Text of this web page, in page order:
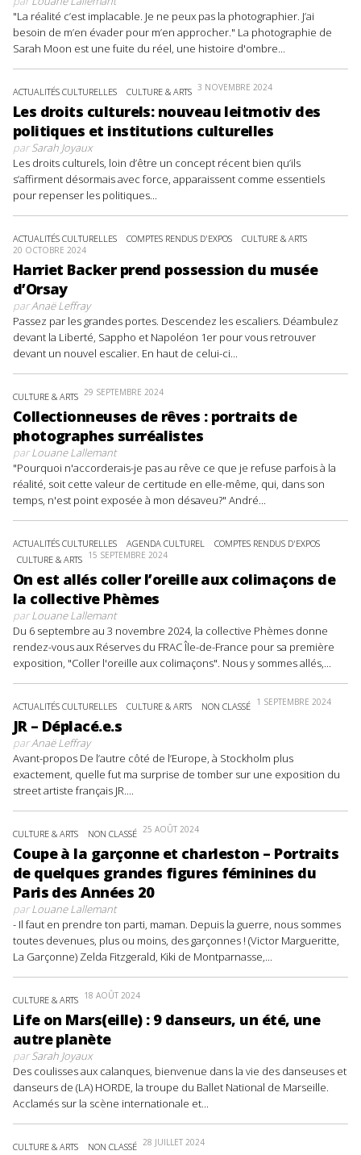
"La réalité c’est implacable. Je ne peux pas la photographier. J’ai
besoin de m’en évader pour m’en approcher." La photographie de
Sarah Moon est une fuite du réel, une histoire d'ombre...
ACTUALITÉS CULTURELLES CULTURE & ARTS 3 NOVEMBRE 2024
Les droits culturels: nouveau leitmotiv des
politiques et institutions culturelles
parSarah Joyaux
Les droits culturels, loin d’être un concept récent bien qu’ils
s’affirment désormais avec force, apparaissent comme essentiels
pour repenser les politiques...
ACTUALITÉS CULTURELLES COMPTES RENDUS D'EXPOS CULTURE & ARTS
20 OCTOBRE 2024
Harriet Backer prend possession du musée
d’Orsay
parAnaë Leffray
Passez par les grandes portes. Descendez les escaliers. Déambulez
devant la Liberté, Sappho et Napoléon 1er pour vous retrouver
devant un nouvel escalier. En haut de celui-ci...
CULTURE & ARTS 29 SEPTEMBRE 2024
Collectionneuses de rêves : portraits de
photographes surréalistes
parLouane Lallemant
"Pourquoi n'accorderais-je pas au rêve ce que je refuse parfois à la
réalité, soit cette valeur de certitude en elle-même, qui, dans son
temps, n'est point exposée à mon désaveu?" André...
ACTUALITÉS CULTURELLES AGENDA CULTUREL
COMPTES RENDUS D'EXPOS
CULTURE & ARTS 15 SEPTEMBRE 2024
On est allés coller l’oreille aux colimaçons de
la collective Phèmes
parLouane Lallemant
Du 6 septembre au 3 novembre 2024, la collective Phèmes donne
rendez-vous aux Réserves du FRAC Île-de-France pour sa première
exposition, "Coller l'oreille aux colimaçons". Nous y sommes allés,...
ACTUALITÉS CULTURELLES CULTURE & ARTS NON CLASSÉ 1 SEPTEMBRE 2024
JR – Déplacé.e.s
parAnaë Leffray
Avant-propos De l’autre côté de l’Europe, à Stockholm plus
exactement, quelle fut ma surprise de tomber sur une exposition du
street artiste français JR....
CULTURE & ARTS NON CLASSÉ 25 AOÛT 2024
Coupe à la garçonne et charleston – Portraits
de quelques grandes figures féminines du
Paris des Années 20
parLouane Lallemant
- Il faut en prendre ton parti, maman. Depuis la guerre, nous sommes
toutes devenues, plus ou moins, des garçonnes ! (Victor Margueritte,
La Garçonne) Zelda Fitzgerald, Kiki de Montparnasse,...
CULTURE & ARTS 18 AOÛT 2024
Life on Mars(eille) : 9 danseurs, un été, une
autre planète
parSarah Joyaux
Des coulisses aux calanques, bienvenue dans la vie des danseuses et
danseurs de (LA) HORDE, la troupe du Ballet National de Marseille.
Acclamés sur la scène internationale et...
CULTURE & ARTS NON CLASSÉ 28 JUILLET 2024